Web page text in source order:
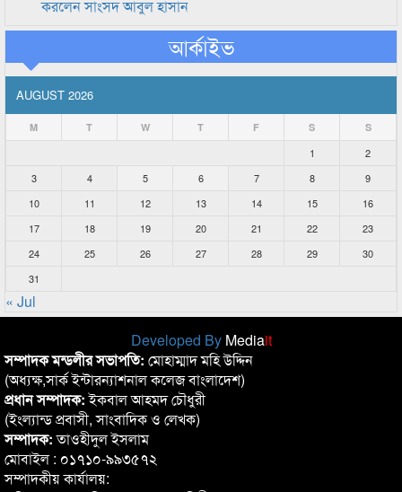
করলেন সাংসদ আবুল হাসান
আর্কাইভ
AUGUST 2026
M T W T F S S
1
2
3
4 5 6 7 8
9
10
11 12 13 14 15
16
17
18 19 20 21 22
23
24
25 26 27 28 29
30
31
« Jul
Developed By Mediait
সম্পাদক মন্ডলীর সভাপতি: মোহাম্মাদ মহি উদ্দিন
(অধ্যক্ষ,সার্ক ইন্টারন্যাশনাল কলেজ বাংলাদেশ)
প্রধান সম্পাদক:ইকবাল আহমদ চৌধুরী
(ইংল্যান্ড প্রবাসী, সাংবাদিক ও লেখক)
সম্পাদক:তাওহীদুল ইসলাম
মোবাইল : ০১৭১০-৯৯৩৫৭২
সম্পাদকীয় কার্যালয়: